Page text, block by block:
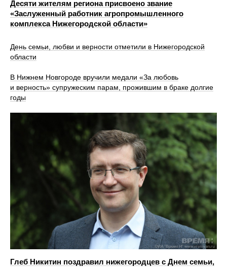
Десяти жителям региона присвоено звание
«Заслуженный работник агропромышленного
комплекса Нижегородской области»
День семьи, любви и верности отметили в Нижегородской
области
В Нижнем Новгороде вручили медали «За любовь
и верность» супружеским парам, прожившим в браке долгие
годы
Глеб Никитин поздравил нижегородцев с Днем семьи,